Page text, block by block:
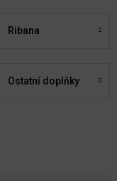
Ribana
Ostatní doplňky